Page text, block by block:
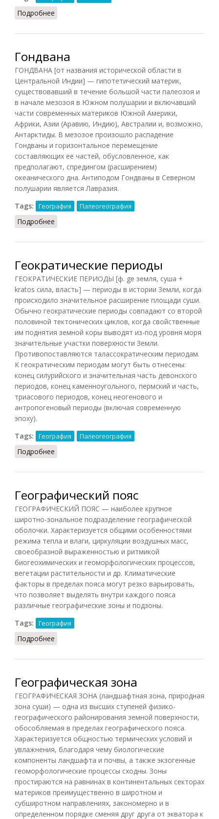
Подробнее
Гондвана
ГОНДВАНА [от названия исторической области в
Центральной Индии] — гипотетический материк,
существовавший в течение большой части палеозоя и
в начале мезозоя в Южном полушарии и включавший
части современных материков Южной Америки,
Африки, Азии (Аравию, Индию), Австралии и, возможно,
Антарктиды. В мезозое произошло распадение
Гондваны и горизонтальное перемещение
составляющих ее частей, обусловленное, как
предполагают, спредингом (расширением)
океанического дна. Антиподом Гондваны в Северном
полушарии является Лавразия.
Tags:
География Палеогеография
Подробнее
Геократические периоды
ГЕОКРАТИЧЕСКИЕ ПЕРИОДЫ [ф. ge земля, суша +
kratos сила, власть] — периоды в истории Земли, когда
происходило значительное расширение площади суши.
Обычно геократические периоды совпадают со второй
половиной тектонических циклов, когда свойственные
им поднятия земной коры выводят из-под уровня моря
значительные участки поверхности Земли.
Противопоставляются талассократическим периодам.
К геократическим периодам могут быть отнесены:
конец силурийского и значительная часть девонского
периодов, конец каменноугольного, пермский и часть,
триасового периодов, конец неогенового и
антропогеновый периоды (включая современную
эпоху).
Tags:
География Палеогеография
Подробнее
Географический пояс
ГЕОГРАФИЧЕСКИЙ ПОЯС — наиболее крупное
широтно-зональное подразделение географической
оболочки. Характеризуется общими особенностями
режима тепла и влаги, циркуляции воздушных масс,
своеобразной выраженностью и ритмикой
биогеохимических и геоморфологических процессов,
вегетации растительности и др. Климатические
факторы в пределах пояса могут резко варьировать,
что позволяет выделять внутри каждого пояса
различные географические зоны и подзоны.
Tags:
География
Подробнее
Географическая зона
ГЕОГРАФИЧЕСКАЯ ЗОНА (ландшафтная зона, природная
зона суши) — одна из высших ступеней физико-
географического районирования земной поверхности,
обособляемая в пределах географического пояса.
Характеризуется общностью термических условий и
увлажнения, благодаря чему биологические
компоненты ландшафта и почвы, а также экзогенные
геоморфологические процессы сходны. Зоны
простираются на равнинах в континентальных секторах
материков преимущественно в широтном и
субширотном направлениях, закономерно и в
определенном порядке сменяя друг друга от экватора к